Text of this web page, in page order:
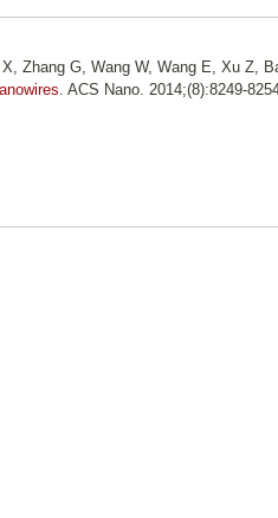
Zhang G, Wang W, Wang E, Xu Z,
. ACS Nano. 2014;(8):8249-